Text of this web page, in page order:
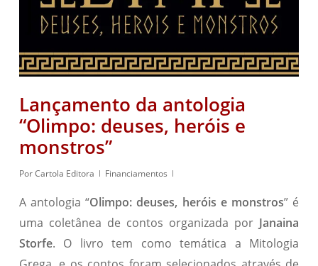
Lançamento da antologia
“Olimpo: deuses, heróis e
monstros”
PorCartola Editora Financiamentos
A antologia “Olimpo: deuses, heróis e monstros” é
uma coletânea de contos organizada por Janaina
Storfe. O livro tem como temática a Mitologia